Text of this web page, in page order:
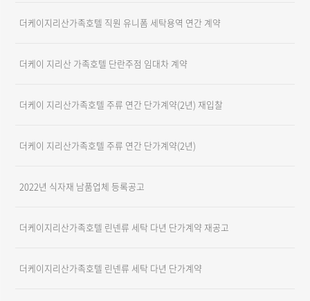
더케이지리산가족호텔 직원 유니폼 세탁용역 연간 계약
더케이 지리산 가족호텔 단란주점 임대차 계약
더케이 지리산가족호텔 주류 연간 단가계약(2년) 재입찰
더케이 지리산가족호텔 주류 연간 단가계약(2년)
2022년 식자재 남품업체 등록공고
더케이지리산가족호텔 린넨류 세탁 다년 단가계약 재공고
더케이지리산가족호텔 린넨류 세탁 다년 단가계약